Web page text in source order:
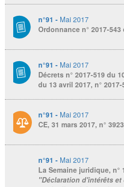
n°91 - Mai 2017
Ordonnance n° 2017-
n°91 - Mai 2017
Décrets n° 2017-519 du
du 13 avril 2017, n°
n°91 - Mai 2017
CE, 31 mars 2017, n°
n°91 - Mai 2017
La Semaine juridique, n°
"Déclaration d'intérêts